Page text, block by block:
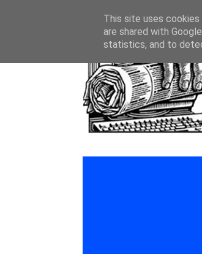
This site uses
are shared with
statistics, and to